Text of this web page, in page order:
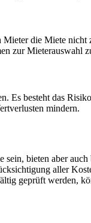
die Miete
zur Mieterauswahl
Es besteht das
mindern.
bieten aber
aller
geprüft werden,